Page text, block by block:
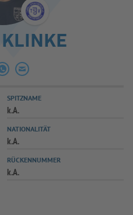
SPIELPLUS
SPITZNAME
k.A.
NATIONALITÄT
k.A.
RÜCKENNUMMER
k.A.